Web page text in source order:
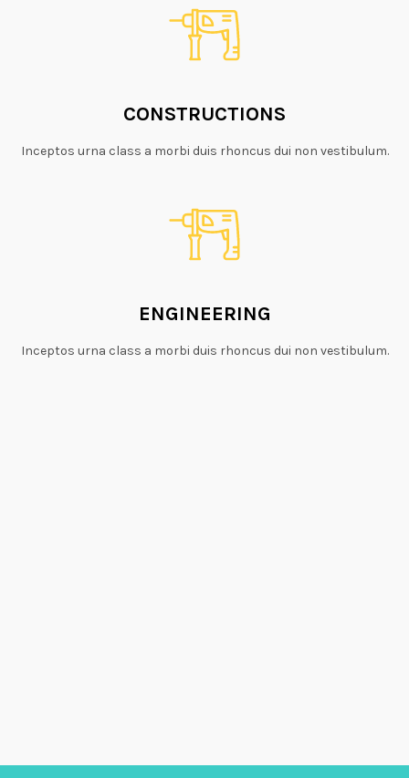
CONSTRUCTIONS
Inceptos urna class a morbi duis rhoncus dui non vestibulum.
ENGINEERING
Inceptos urna class a morbi duis rhoncus dui non vestibulum.